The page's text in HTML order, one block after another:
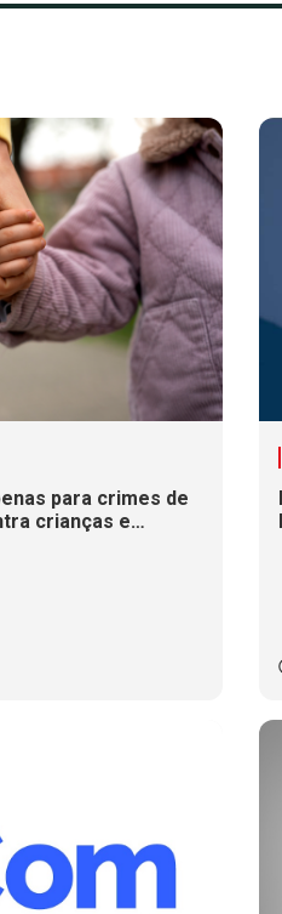
para crimes de
crianças e